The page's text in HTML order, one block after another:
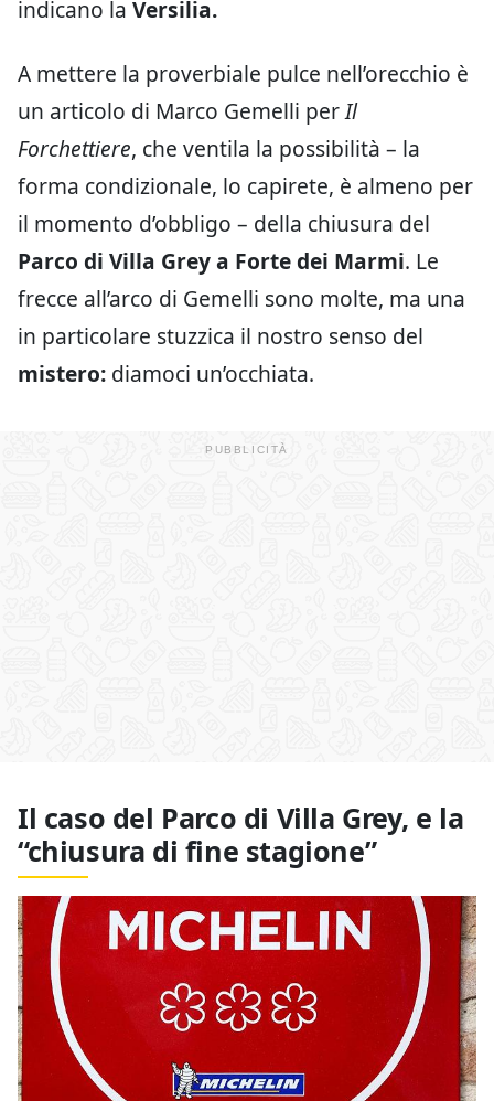
indicano la Versilia.
A mettere la proverbiale pulce nell’orecchio è
un articolo di Marco Gemelli perIl
Forchettiere, che ventila la possibilità – la
forma condizionale, lo capirete, è almeno per
il momento d’obbligo – della chiusura del
Parco di Villa Greya Forte dei Marmi. Le
frecce all’arco di Gemelli sono molte, ma una
in particolare stuzzica il nostro senso del
mistero: diamoci un’occhiata.
Il caso del Parco di Villa Grey, e la
“chiusura di fine stagione”